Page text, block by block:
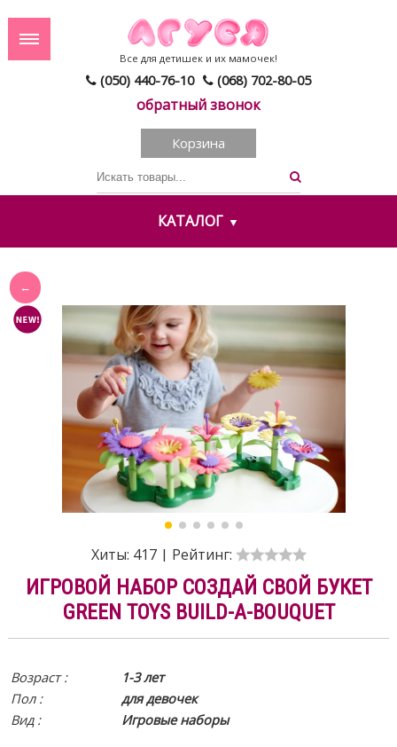
(050) 440-76-10 (068) 702-80-05
обратный звонок
Все для детишек и их мамочек!
Корзина
КАТАЛОГ
Хиты: 417 | Рейтинг:
ИГРОВОЙ НАБОР СОЗДАЙ СВОЙ БУКЕТ
GREEN TOYS BUILD-A-BOUQUET
Возраст :
1-3 лет
Пол :
для девочек
Вид : Игровые наборы